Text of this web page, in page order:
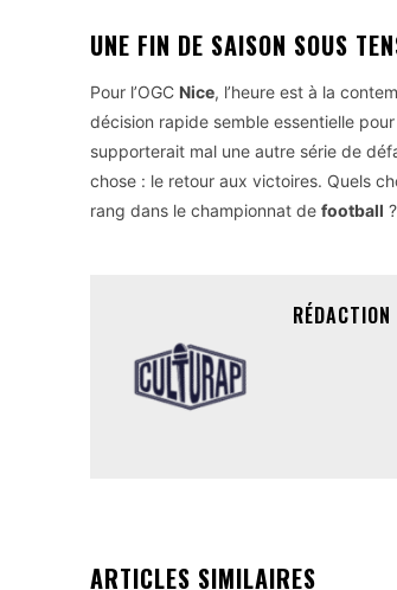
UNE FIN DE SAISON SOUS
Pour l’OGC Nice, l’heure est à la
décision rapide semble essentielle
supporterait mal une autre série de
chose : le retour aux victoires. Quels
rang dans le championnat de football ?
RÉDACTION
ARTICLES SIMILAIRES